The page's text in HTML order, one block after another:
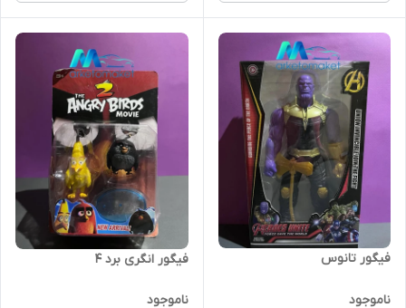
فیگور تانوس
ناموجود
فیگور انگری برد ۴
ناموجود